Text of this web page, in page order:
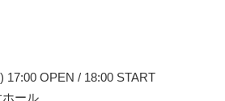
17:00 OPEN / 18:00 START
ール